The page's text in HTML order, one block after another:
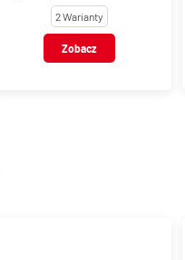
Band-It® Junior
2 Warianty
Zobacz